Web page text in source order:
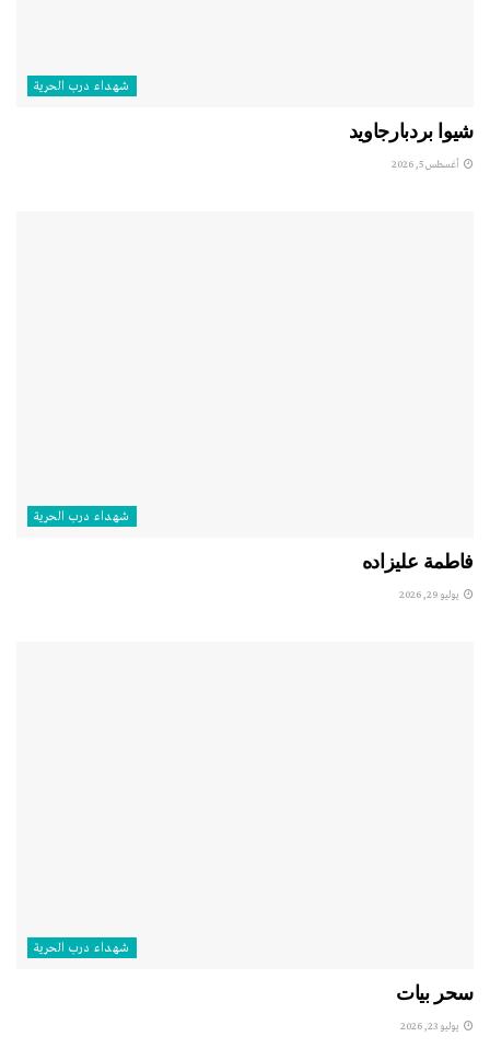
شهداء درب الحرية
شيوا بردبارجاويد
أغسطس 5, 2026
شهداء درب الحرية
فاطمة عليزاده
يوليو 29, 2026
شهداء درب الحرية
سحر بيات
يوليو 23, 2026